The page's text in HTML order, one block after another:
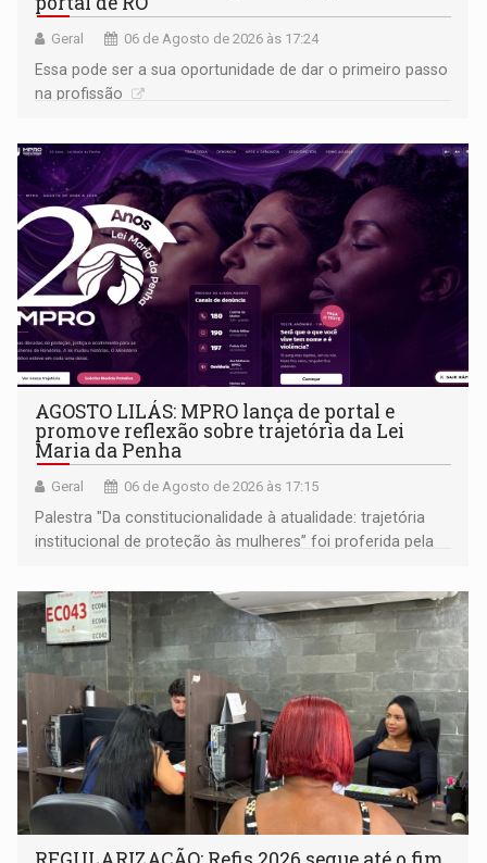
Geral 06 de Agosto de 2026 às 17:24
Essa pode ser a sua oportunidade de dar o primeiro passo
na profissão
AGOSTO LILÁS: MPRO lança de portal e
promove reflexão sobre trajetória da Lei
Maria da Penha
Geral 06 de Agosto de 2026 às 17:15
Palestra "Da constitucionalidade à atualidade: trajetória
institucional de proteção às mulheres” foi proferida pela
Goiás